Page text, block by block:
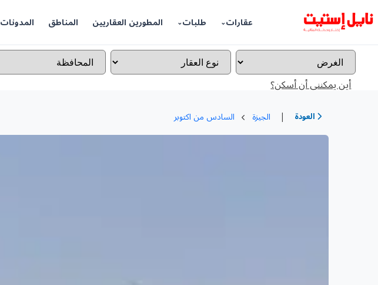
عقارات طلبات المطورين العقاريين المناطق المدونات
أين يمكننى أن أسكن؟
العودة | الجيزة السادس من اكتوبر